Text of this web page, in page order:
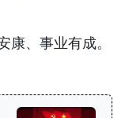
、事业有成。